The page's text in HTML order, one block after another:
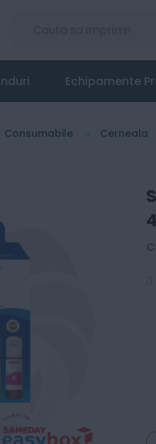
Echipamente
Consumabile Cerneala
112 EcoTank - 4 culori